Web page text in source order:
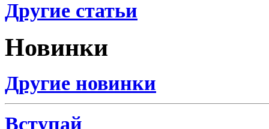
Другие статьи
Новинки
Другие новинки
Вступай